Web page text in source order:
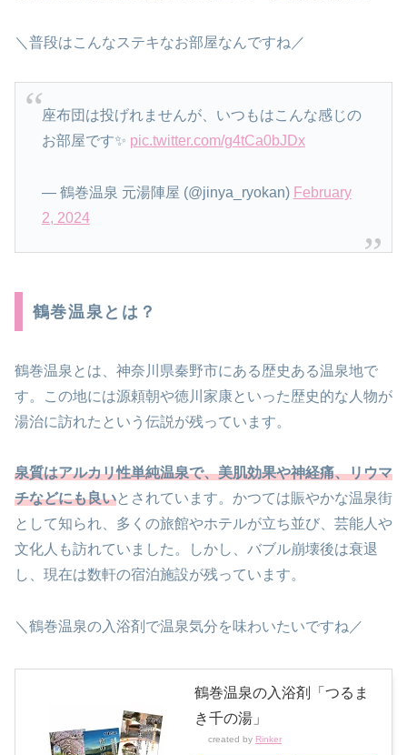
＼普段はこんなステキなお部屋なんですね／
座布団は投げれませんが、いつもはこんな感じの
お部屋です✨ pic.twitter.com/g4tCa0bJDx
— 鶴巻温泉 元湯陣屋 (@jinya_ryokan) February
2, 2024
鶴巻温泉とは？
鶴巻温泉とは、神奈川県秦野市にある歴史ある温泉地で
す。この地には源頼朝や徳川家康といった歴史的な人物が
湯治に訪れたという伝説が残っています。
泉質はアルカリ性単純温泉で、美肌効果や神経痛、リウマ
チなどにも良いとされています。かつては賑やかな温泉街
として知られ、多くの旅館やホテルが立ち並び、芸能人や
文化人も訪れていました。しかし、バブル崩壊後は衰退
し、現在は数軒の宿泊施設が残っています。
＼鶴巻温泉の入浴剤で温泉気分を味わいたいですね／
鶴巻温泉の入浴剤「つるま
き千の湯」
created by Rinker